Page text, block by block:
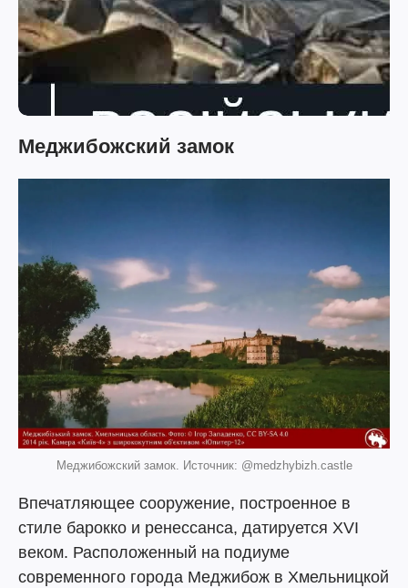
Меджибожский замок
Меджибожский замок. Источник: @medzhybizh.castle
Впечатляющее сооружение, построенное в
стиле барокко и ренессанса, датируется XVI
веком. Расположенный на подиуме
современного города Меджибож в Хмельницкой